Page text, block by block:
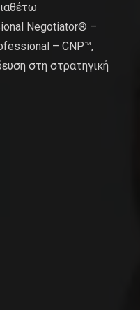
Negotiator® –
– CNP™,
στη στρατηγική